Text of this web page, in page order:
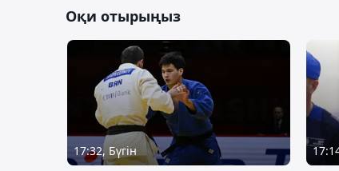
Оқи отырыңыз
17:32, Бүгін